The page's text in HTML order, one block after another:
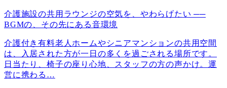
介護施設の共用ラウンジの空気を、やわらげたい ──
BGMの、その先にある音環境
介護付き有料老人ホームやシニアマンションの共用空間
は、入居された方が一日の多くを過ごされる場所です。
日当たり、椅子の座り心地、スタッフの方の声かけ。運
営に携わる …